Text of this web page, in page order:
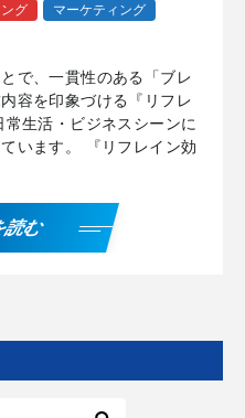
グ
マーケティング
で、一貫性のある「ブレ
容を印象づける『リフレ
生活・ビジネスシーンに
います。 『リフレイン効
読む